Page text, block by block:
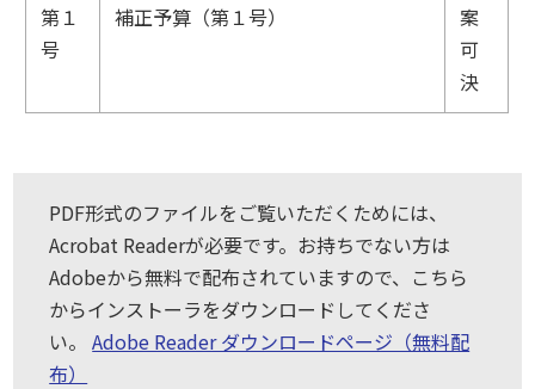
第１
号
補正予算（第１号）
案
可
決
PDF形式のファイルをご覧いただくためには、
Acrobat Readerが必要です。お持ちでない方は
Adobeから無料で配布されていますので、こちら
からインストーラをダウンロードしてくださ
い。Adobe Reader ダウンロードページ（無料配
布）